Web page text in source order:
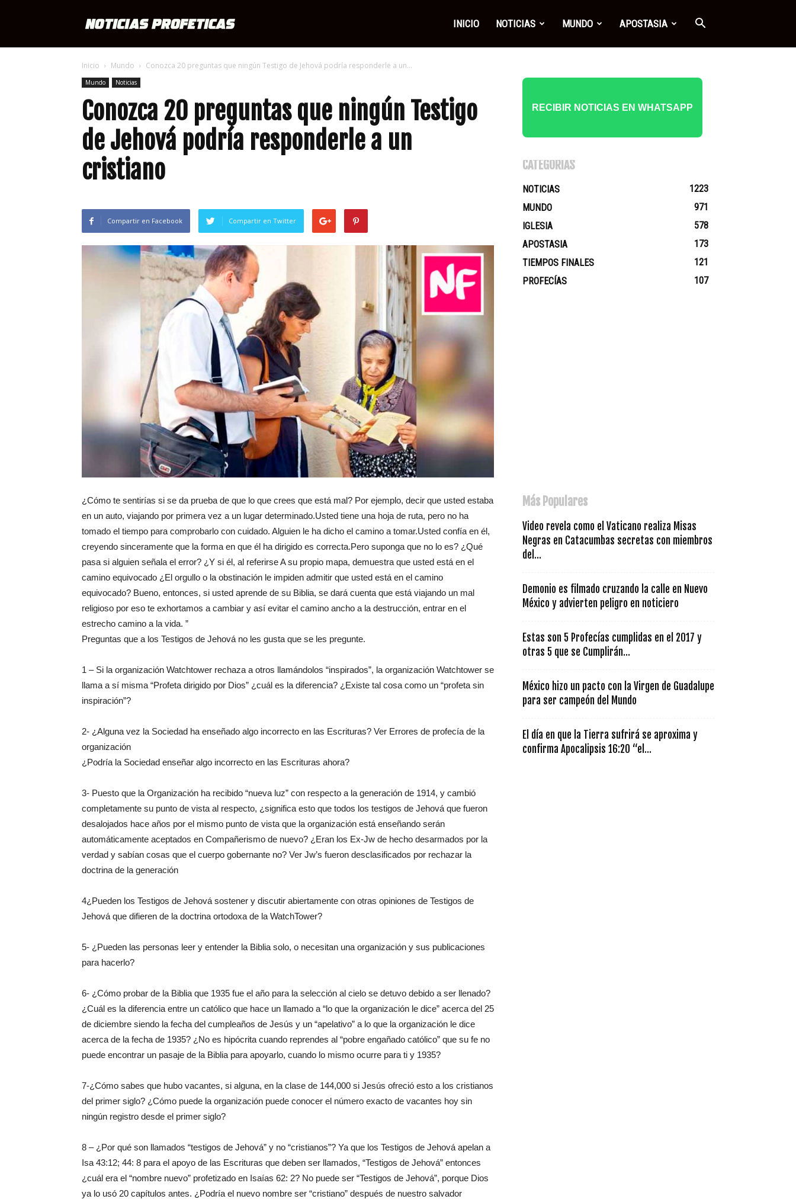
Proféticas
INICIO NOTICIAS MUNDO APOSTASIA
Inicio Mundo Conozca 20 preguntas que ningún Testigo de Jehová podría responderle a un...
Mundo Noticias
Conozca 20 preguntas que ningún Testigo
de Jehová podría responderle a un
cristiano
Compartir en Facebook Compartir en Twitter
¿Cómo te sentirías si se da prueba de que lo que crees que está mal? Por ejemplo, decir que usted estaba
en un auto, viajando por primera vez a un lugar determinado.Usted tiene una hoja de ruta, pero no ha
tomado el tiempo para comprobarlo con cuidado. Alguien le ha dicho el camino a tomar.Usted confía en él,
creyendo sinceramente que la forma en que él ha dirigido es correcta.Pero suponga que no lo es? ¿Qué
pasa si alguien señala el error? ¿Y si él, al referirse A su propio mapa, demuestra que usted está en el
camino equivocado ¿El orgullo o la obstinación le impiden admitir que usted está en el camino
equivocado? Bueno, entonces, si usted aprende de su Biblia, se dará cuenta que está viajando un mal
religioso por eso te exhortamos a cambiar y así evitar el camino ancho a la destrucción, entrar en el
estrecho camino a la vida. ”
Preguntas que a los Testigos de Jehová no les gusta que se les pregunte.
1 – Si la organización Watchtower rechaza a otros llamándolos “inspirados”, la organización Watchtower se
llama a sí misma “Profeta dirigido por Dios” ¿cuál es la diferencia? ¿Existe tal cosa como un “profeta sin
inspiración”?
2- ¿Alguna vez la Sociedad ha enseñado algo incorrecto en las Escrituras? Ver Errores de profecía de la
organización
¿Podría la Sociedad enseñar algo incorrecto en las Escrituras ahora?
3- Puesto que la Organización ha recibido “nueva luz” con respecto a la generación de 1914, y cambió
completamente su punto de vista al respecto, ¿significa esto que todos los testigos de Jehová que fueron
desalojados hace años por el mismo punto de vista que la organización está enseñando serán
automáticamente aceptados en Compañerismo de nuevo? ¿Eran los Ex-Jw de hecho desarmados por la
verdad y sabían cosas que el cuerpo gobernante no? Ver Jw’s fueron desclasificados por rechazar la
doctrina de la generación
4¿Pueden los Testigos de Jehová sostener y discutir abiertamente con otras opiniones de Testigos de
Jehová que difieren de la doctrina ortodoxa de la WatchTower?
5- ¿Pueden las personas leer y entender la Biblia solo, o necesitan una organización y sus publicaciones
para hacerlo?
6- ¿Cómo probar de la Biblia que 1935 fue el año para la selección al cielo se detuvo debido a ser llenado?
¿Cuál es la diferencia entre un católico que hace un llamado a “lo que la organización le dice” acerca del 25
de diciembre siendo la fecha del cumpleaños de Jesús y un “apelativo” a lo que la organización le dice
acerca de la fecha de 1935? ¿No es hipócrita cuando reprendes al “pobre engañado católico” que su fe no
puede encontrar un pasaje de la Biblia para apoyarlo, cuando lo mismo ocurre para ti y 1935?
7-¿Cómo sabes que hubo vacantes, si alguna, en la clase de 144,000 si Jesús ofreció esto a los cristianos
del primer siglo? ¿Cómo puede la organización puede conocer el número exacto de vacantes hoy sin
ningún registro desde el primer siglo?
8 – ¿Por qué son llamados “testigos de Jehová” y no “cristianos”? Ya que los Testigos de Jehová apelan a
Isa 43:12; 44: 8 para el apoyo de las Escrituras que deben ser llamados, “Testigos de Jehová” entonces
¿cuál era el “nombre nuevo” profetizado en Isaías 62: 2? No puede ser “Testigos de Jehová”, porque Dios
ya lo usó 20 capítulos antes. ¿Podría el nuevo nombre ser “cristiano” después de nuestro salvador
RECIBIR NOTICIAS EN WHATSAPP
CATEGORÍAS
NOTICIAS
1223
MUNDO
971
IGLESIA
578
APOSTASIA
173
TIEMPOS FINALES
121
PROFECÍAS
107
Más Populares
Video revela como el Vaticano realiza Misas
Negras en Catacumbas secretas con miembros
del...
Demonio es filmado cruzando la calle en Nuevo
México y advierten peligro en noticiero
Estas son 5 Profecías cumplidas en el 2017 y
otras 5 que se Cumplirán...
México hizo un pacto con la Virgen de Guadalupe
para ser campeón del Mundo
El día en que la Tierra sufrirá se aproxima y
confirma Apocalipsis 16:20 “el...